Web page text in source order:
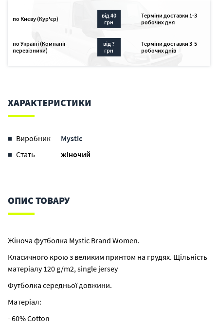
по Києву (Кур'єр)
від 40
грн
Терміни доставки 1-3
робочих дня
по Україні (Компанії-
перевізники)
від ?
грн
Терміни доставки 3-5
робочих днів
ХАРАКТЕРИСТИКИ
Виробник
Mystic
Стать
жіночий
ОПИС ТОВАРУ
Жіноча футболка Mystic Brand Women.
Класичного крою з великим принтом на грудях. Щільність
матеріалу 120 g/m2, single jersey
Футболка середньої довжини.
Матеріал:
- 60% Cotton